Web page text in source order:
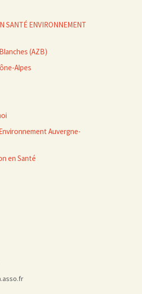
SANTÉ ENVIRONNEMENT
(AZB)
Alpes
Auvergne-
en Santé